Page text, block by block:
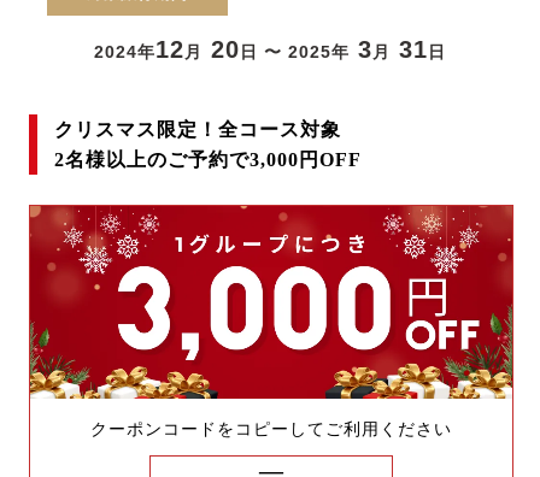
2024年12 月 20 日 〜 2025年 3 月 31 日
クリスマス限定！全コース対象
2名様以上のご予約で3,000円OFF
クーポンコードをコピーしてご利用ください